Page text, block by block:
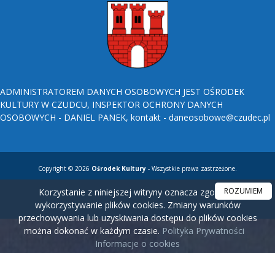
ADMINISTRATOREM DANYCH OSOBOWYCH JEST OŚRODEK
KULTURY W CZUDCU, INSPEKTOR OCHRONY DANYCH
OSOBOWYCH - DANIEL PANEK, kontakt - daneosobowe@czudec.pl
Copyright © 2026 Ośrodek Kultury - Wszystkie prawa zastrzeżone.
Korzystanie z niniejszej witryny oznacza zgodę na
wykorzystywanie plików cookies. Zmiany warunków
przechowywania lub uzyskiwania dostępu do plików cookies
można dokonać w każdym czasie. Polityka Prywatności
Informacje o cookies
ROZUMIEM